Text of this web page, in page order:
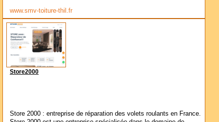
www.smv-toiture-thil.fr
Store2000
Store 2000 : entreprise de réparation des volets roulants en France.